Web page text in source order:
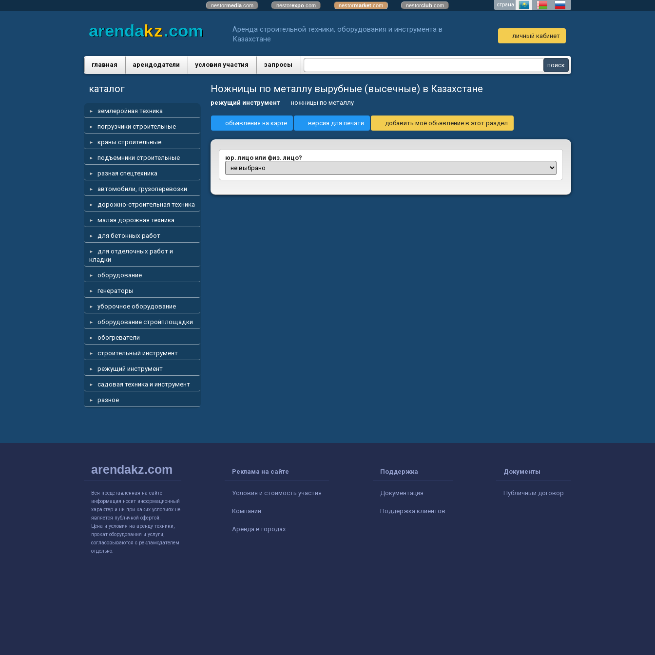
nestormedia .com nestorexpo .com nestormarket .com nestorclub .com страна
arendakz.com
Аренда строительной техники, оборудования и инструмента в
Казахстане
личный кабинет
главная арендодатели условия участия запросы
каталог
землеройная техника
погрузчики строительные
краны строительные
подъемники строительные
разная спецтехника
автомобили, грузоперевозки
дорожно-строительная техника
малая дорожная техника
для бетонных работ
для отделочных работ и
кладки
оборудование
генераторы
уборочное оборудование
оборудование стройплощадки
обогреватели
строительный инструмент
режущий инструмент
садовая техника и инструмент
разное
Ножницы по металлу вырубные (высечные) в Казахстане
режущий инструмент ножницы по металлу
объявления на карте версия для печати добавить моё объявление в этот раздел
юр. лицо или физ. лицо?
arendakz.com
Вся представленная на сайте
информация носит информационный
характер и ни при каких условиях не
является публичной офертой.
Цена и условия на аренду техники,
прокат оборудования и услуги,
согласовываются с рекламодателем
отдельно.
Реклама на сайте
Условия и стоимость участия
Компании
Аренда в городах
Поддержка
Документация
Поддержка клиентов
Документы
Публичный договор